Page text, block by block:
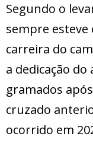
Segundo o
sempre
carreira do
a dedicação
gramados
cruzado
ocorrido em